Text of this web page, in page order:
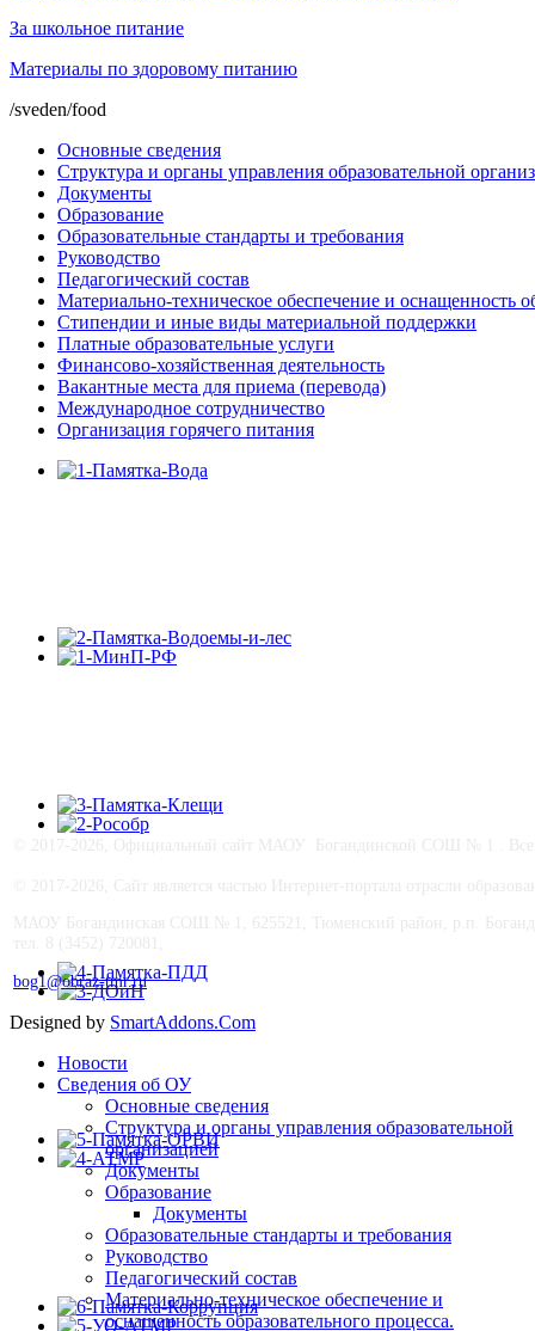
За школьное питание
Материалы по здоровому питанию
/sveden/food
Основные сведения
Структура и органы управления образовательной
Документы
Образование
Образовательные стандарты и требования
Руководство
Педагогический состав
Материально-техническое обеспечение и оснащенность
Стипендии и иные виды материальной поддержки
Платные образовательные услуги
Финансово-хозяйственная деятельность
Вакантные места для приема (перевода)
Международное сотрудничество
Организация горячего питания
bog1@obraz-tmr.ru
Designed by SmartAddons.Com
Новости
Сведения об ОУ
Основные сведения
Структура и органы управления образовательной
организацией
Документы
Образование
Документы
Образовательные стандарты и требования
Руководство
Педагогический состав
Материально-техническое обеспечение и
оснащенность образовательного процесса.